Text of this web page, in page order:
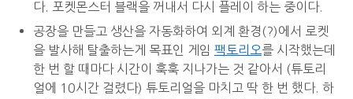
다. 포켓몬스터 블랙을 꺼내서 다시 플레이 하는 중이다.
공장을 만들고 생산을 자동화하여 외계 환경(?)에서 로켓
을 발사해 탈출하는게 목표인 게임 팩토리오를 시작했는데
한 번 할 때마다 시간이 훅훅 지나가는 것 같아서 (튜토리
얼에 10시간 걸렸다) 튜토리얼을 마치고 딱 한 번 했다. 하